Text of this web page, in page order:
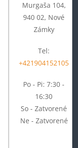
Murgaša 104,
940 02, Nové
Zámky
Tel:
+421904152105
Po - Pi: 7:30 -
16:30
So - Zatvorené
Ne - Zatvorené